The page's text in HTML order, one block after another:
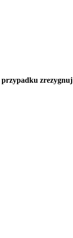
przypadku zrezygnuj